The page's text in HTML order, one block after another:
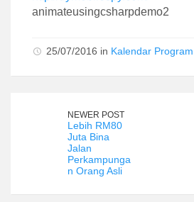
animateusingcsharpdemo2
25/07/2016 in Kalendar Program
NEWER POST
Lebih RM80
Juta Bina
Jalan
Perkampunga
n Orang Asli